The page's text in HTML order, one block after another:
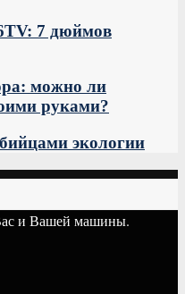
7 дюймов
можно ли
руками?
экологии
и Вашей машины.